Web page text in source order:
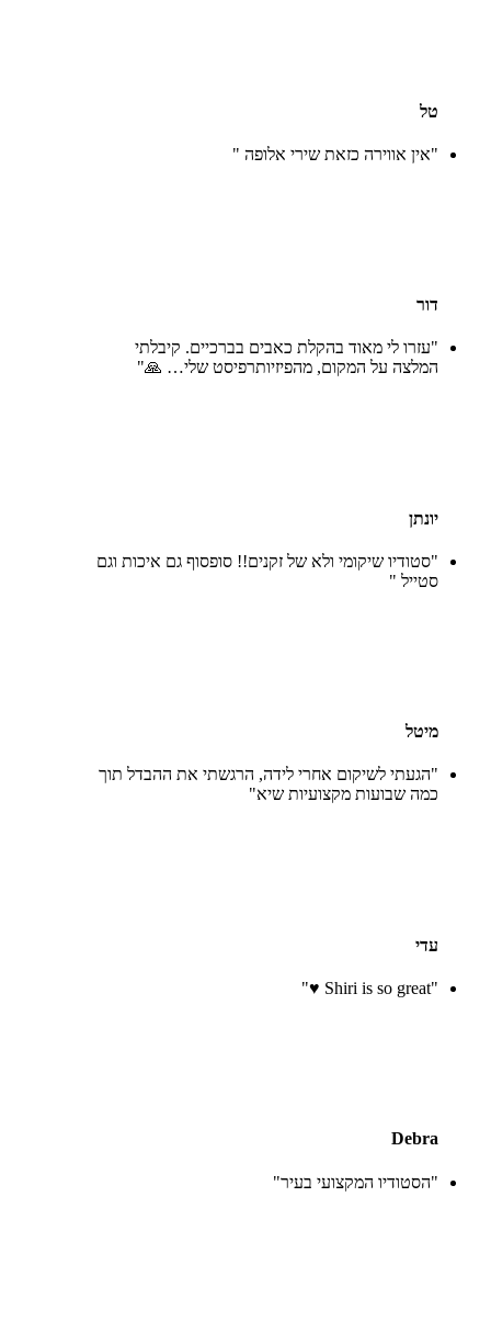
טל
"אין אווירה כזאת שירי אלופה "
דור
"עזרו לי מאוד בהקלת כאבים בברכיים. קיבלתי
המלצה על המקום, מהפיזיותרפיסט שלי… 🙏"
יונתן
"סטודיו שיקומי ולא של זקנים!! סופסוף גם איכות וגם
סטייל "
מיטל
"הגעתי לשיקום אחרי לידה, הרגשתי את ההבדל תוך
כמה שבועות מקצועיות שיא"
עדי
"Shiri is so great ♥️"
Debra
"הסטודיו המקצועי בעיר"